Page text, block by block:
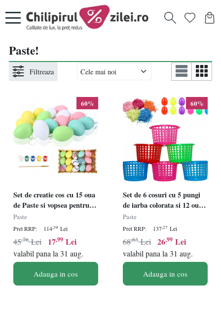
Paste!
Filtreaza
60%
Set de creatie cos cu 15 oua
de Paste si vopsea pentru
pictat FORMIZON,
plastic, multicolor
Paste
Pret RRP: 114,39 Lei
17,99 Lei
45,76 Lei
valabil pana la 31 aug.
Adauga in cos
60%
Set de 6 cosuri cu 5 pungi
de iarba colorata si 12 oua
pentru Paste Holady,
plastic, multicolor
Paste
Pret RRP: 137,27 Lei
26,99 Lei
68,63 Lei
valabil pana la 31 aug.
Adauga in cos